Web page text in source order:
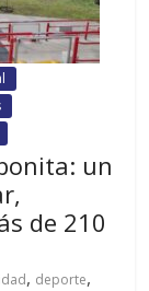
un
de 210
, deporte,